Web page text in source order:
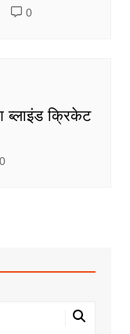
0
ब्लाइंड क्रिकेट
0